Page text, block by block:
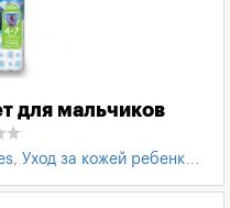
для мальчиков
, Уход за кожей ребенка,